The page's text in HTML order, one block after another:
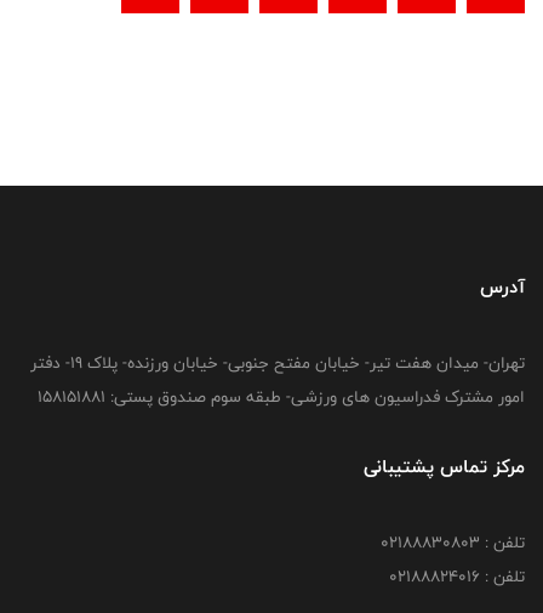
آدرس
تهران- میدان هفت تیر- خیابان مفتح جنوبی- خیابان ورزنده- پلاک 19- دفتر
امور مشترک فدراسیون های ورزشی- طبقه سوم صندوق پستی: 158151881
مرکز تماس پشتیبانی
تلفن : 02188830803
تلفن : 02188824016